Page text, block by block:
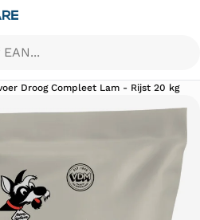
Droog Compleet Lam - Rijst 20 kg